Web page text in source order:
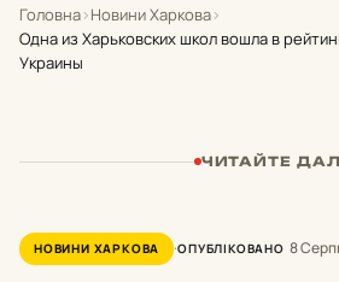
Головна›Новини Харкова›
Одна из Харьковских школ вошла в
Украины
ЧИТАЙТЕ
НОВИНИ ХАРКОВА ОПУБЛІКОВАНО 8